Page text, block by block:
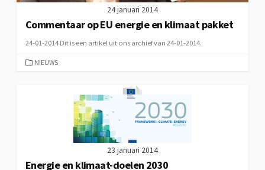
24 januari 2014
Commentaar op EU energie en klimaat pakket
24-01-2014 Dit is een artikel uit ons archief van 24-01-2014.
CATEGORIEËN
NIEUWS
23 januari 2014
Energie en klimaat-doelen 2030